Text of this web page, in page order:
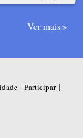
Ver mais
| Participar|